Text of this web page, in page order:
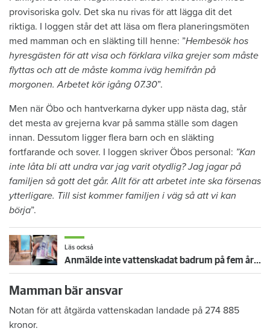
provisoriska golv. Det ska nu rivas för att lägga dit det
riktiga. I loggen står det att läsa om flera planeringsmöten
med mamman och en släkting till henne: ”Hembesök hos
hyresgästen för att visa och förklara vilka grejer som måste
flyttas och att de måste komma iväg hemifrån på
morgonen. Arbetet kör igång 07.30”.
Men när Öbo och hantverkarna dyker upp nästa dag, står
det mesta av grejerna kvar på samma ställe som dagen
innan. Dessutom ligger flera barn och en släkting
fortfarande och sover. I loggen skriver Öbos personal: ”Kan
inte låta bli att undra var jag varit otydlig? Jag jagar på
familjen så gott det går. Allt för att arbetet inte ska försenas
ytterligare. Till sist kommer familjen i väg så att vi kan
börja”.
Läs också
Anmälde inte vattenskadat badrum på fem år – krävs på 125 000 kronor
Mamman bär ansvar
Notan för att åtgärda vattenskadan landade på 274 885
kronor.